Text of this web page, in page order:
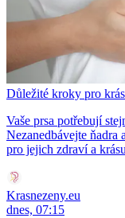
Důležité kroky pro
Vaše prsa potřebují
Nezanedbávejte ňadra
pro jejich zdraví a
Krasnezeny.eu
dnes, 07:15